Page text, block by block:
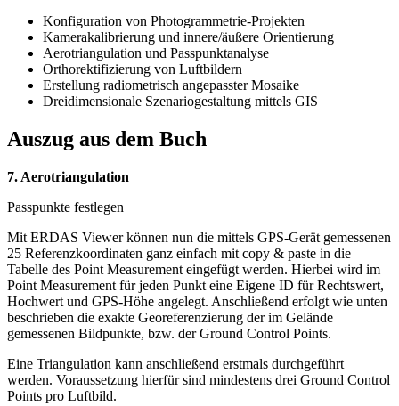
Konfiguration von Photogrammetrie-Projekten
Kamerakalibrierung und innere/äußere Orientierung
Aerotriangulation und Passpunktanalyse
Orthorektifizierung von Luftbildern
Erstellung radiometrisch angepasster Mosaike
Dreidimensionale Szenariogestaltung mittels GIS
Auszug aus dem Buch
7. Aerotriangulation
Passpunkte festlegen
Mit ERDAS Viewer können nun die mittels GPS-Gerät gemessenen
25 Referenzkoordinaten ganz einfach mit copy & paste in die
Tabelle des Point Measurement eingefügt werden. Hierbei wird im
Point Measurement für jeden Punkt eine Eigene ID für Rechtswert,
Hochwert und GPS-Höhe angelegt. Anschließend erfolgt wie unten
beschrieben die exakte Georeferenzierung der im Gelände
gemessenen Bildpunkte, bzw. der Ground Control Points.
Eine Triangulation kann anschließend erstmals durchgeführt
werden. Voraussetzung hierfür sind mindestens drei Ground Control
Points pro Luftbild.